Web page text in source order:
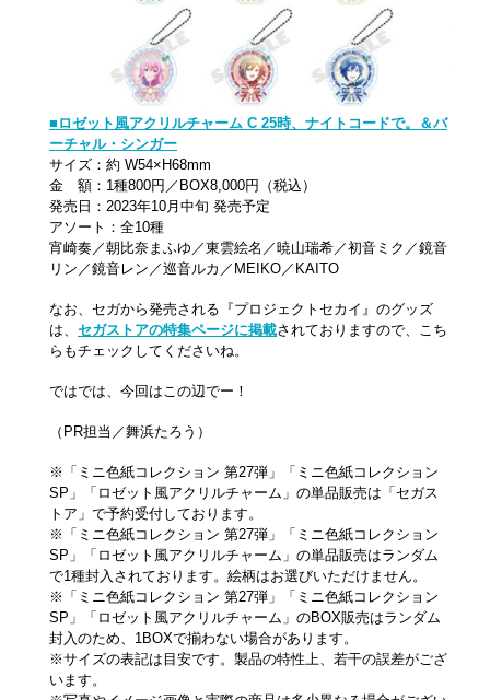
■ロゼット風アクリルチャーム C 25時、ナイトコードで。＆バ
ーチャル・シンガー
サイズ：約 W54×H68mm
金 額：1種800円／BOX8,000円（税込）
発売日：2023年10月中旬 発売予定
アソート：全10種
宵崎奏／朝比奈まふゆ／東雲絵名／暁山瑞希／初音ミク／鏡音
リン／鏡音レン／巡音ルカ／MEIKO／KAITO
なお、セガから発売される『プロジェクトセカイ』のグッズ
は、 セガストアの特集ページに掲載されておりますので、こち
らもチェックしてくださいね。
ではでは、今回はこの辺でー！
（PR担当／舞浜たろう）
※「ミニ色紙コレクション 第27弾」「ミニ色紙コレクション
SP」「ロゼット風アクリルチャーム」の単品販売は「セガス
トア」で予約受付しております。
※「ミニ色紙コレクション 第27弾」「ミニ色紙コレクション
SP」「ロゼット風アクリルチャーム」の単品販売はランダム
で1種封入されております。絵柄はお選びいただけません。
※「ミニ色紙コレクション 第27弾」「ミニ色紙コレクション
SP」「ロゼット風アクリルチャーム」のBOX販売はランダム
封入のため、1BOXで揃わない場合があります。
※サイズの表記は目安です。製品の特性上、若干の誤差がござ
います。